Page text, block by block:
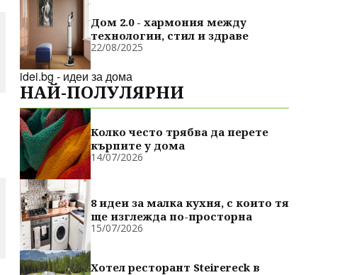
Дом 2.0 - хармония между
технологии, стил и здраве
22/08/2025
idei.bg - идеи за дома
НАЙ-ПОЛУЛЯРНИ
Колко често трябва да перете
кърпите у дома
14/07/2026
8 идеи за малка кухня, с които тя
ще изглежда по-просторна
15/07/2026
Хотел ресторант Steirereck в